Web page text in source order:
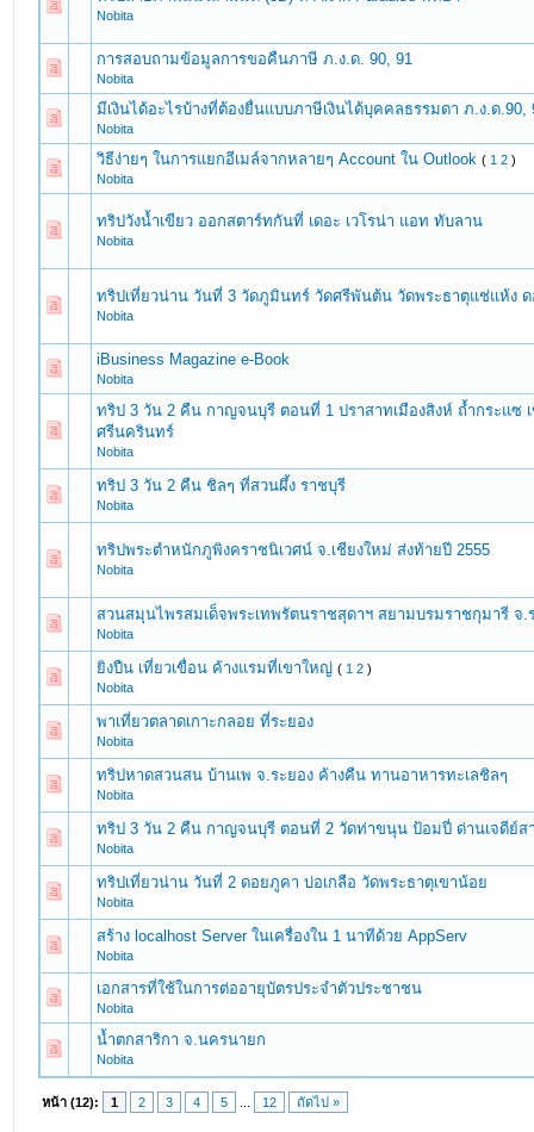
Nobita
การสอบถามข้อมูลการขอคืนภาษี ภ.ง.ด. 90, 91
Nobita
มีเงินได้อะไรบ้างที่ต้องยื่นแบบภาษีเงินได้บุคคลธรรมดา ภ.ง.ด.90,
Nobita
วิธีง่ายๆ ในการแยกอีเมล์จากหลายๆ Account ใน Outlook ( 1 2 )
Nobita
ทริปวังน้ำเขียว ออกสตาร์ทกันที่ เดอะ เวโรน่า แอท ทับลาน
Nobita
ทริปเที่ยวน่าน วันที่ 3 วัดภูมินทร์ วัดศรีพันต้น วัดพระธาตุแช่แห้ง ด
Nobita
iBusiness Magazine e-Book
Nobita
ทริป 3 วัน 2 คืน กาญจนบุรี ตอนที่ 1 ปราสาทเมืองสิงห์ ถ้ำกระแซ
ศรีนครินทร์
Nobita
ทริป 3 วัน 2 คืน ชิลๆ ที่สวนผึ้ง ราชบุรี
Nobita
ทริปพระตำหนักภูพิงคราชนิเวศน์ จ.เชียงใหม่ ส่งท้ายปี 2555
Nobita
สวนสมุนไพรสมเด็จพระเทพรัตนราชสุดาฯ สยามบรมราชกุมารี จ.
Nobita
ยิงปืน เที่ยวเขื่อน ค้างแรมที่เขาใหญ่ ( 1 2 )
Nobita
พาเที่ยวตลาดเกาะกลอย ที่ระยอง
Nobita
ทริปหาดสวนสน บ้านเพ จ.ระยอง ค้างคืน ทานอาหารทะเลชิลๆ
Nobita
ทริป 3 วัน 2 คืน กาญจนบุรี ตอนที่ 2 วัดท่าขนุน ป้อมปี่ ด่านเจดีย์ส
Nobita
ทริปเที่ยวน่าน วันที่ 2 ดอยภูคา บ่อเกลือ วัดพระธาตุเขาน้อย
Nobita
สร้าง localhost Server ในเครื่องใน 1 นาทีด้วย AppServ
Nobita
เอกสารที่ใช้ในการต่ออายุบัตรประจำตัวประชาชน
Nobita
น้ำตกสาริกา จ.นครนายก
Nobita
หน้า (12): 1 2 3 4 5 12 ถัดไป »